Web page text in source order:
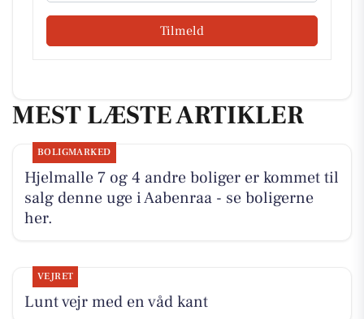
Tilmeld
MEST LÆSTE ARTIKLER
BOLIGMARKED
Hjelmalle 7 og 4 andre boliger er kommet til
salg denne uge i Aabenraa - se boligerne
her.
VEJRET
Lunt vejr med en våd kant